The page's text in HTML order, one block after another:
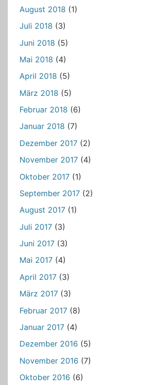
August 2018 (1)
Juli 2018 (3)
Juni 2018 (5)
Mai 2018 (4)
April 2018 (5)
März 2018 (5)
Februar 2018 (6)
Januar 2018 (7)
Dezember 2017 (2)
November 2017 (4)
Oktober 2017 (1)
September 2017 (2)
August 2017 (1)
Juli 2017 (3)
Juni 2017 (3)
Mai 2017 (4)
April 2017 (3)
März 2017 (3)
Februar 2017 (8)
Januar 2017 (4)
Dezember 2016 (5)
November 2016 (7)
Oktober 2016 (6)